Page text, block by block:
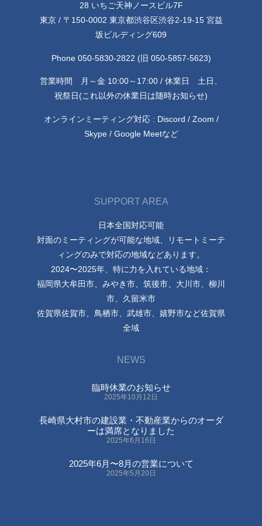
28 いちご天神ノースビル7F
東京 / 〒150-0002 東京都渋谷区渋谷2-19-15 宮益
坂ビルディング609
Phone 050-5830-2822 (旧 050-5857-5623)
営業時間 月～金 10:00～17:00 / 休業日 土日、
祝祭日(これ以外の休業日は随時お知らせ)
オンラインミーティング対応 : Discord / Zoom /
Skype / Google Meetなど
SUPPORT AREA
日本全国対応可能
対面のミーティングが可能な地域、リモートミーテ
ィングのみで対応の地域などあります。
2024〜2025年、特に力を入れている地域：
福岡県大牟田市、みやき市、筑後市、大川市、柳川
市、久留米市
佐賀県佐賀市、鳥栖市、武雄市、嬉野市など佐賀県
全域
NEWS
臨時休業のお知らせ
2025年10月12日
長崎県大村市の建設業・不動産業からのオーダ
ーは満席となりました
2025年6月16日
2025年6月〜8月の営業について
2025年5月20日